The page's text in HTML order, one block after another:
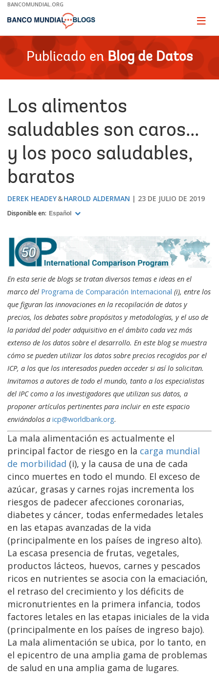
Skip
Main
BANCOMUNDIAL.ORG
Page
Publicado en Blog de Datos
Los alimentos
saludables son caros...
y los poco saludables,
baratos
DEREK HEADEY HAROLD ALDERMAN 23 DE JULIO DE 2019
Disponible en: Español
En esta serie de blogs se tratan diversos temas e ideas en el
marco del Programa de Comparación Internacional (i), entre los
que figuran las innovaciones en la recopilación de datos y
precios, los debates sobre propósitos y metodologías, y el uso de
la paridad del poder adquisitivo en el ámbito cada vez más
extenso de los datos sobre el desarrollo. En este blog se muestra
cómo se pueden utilizar los datos sobre precios recogidos por el
ICP, a los que los interesados pueden acceder si así lo solicitan.
Invitamos a autores de todo el mundo, tanto a los especialistas
del IPC como a los investigadores que utilizan sus datos, a
proponer artículos pertinentes para incluir en este espacio
enviándolos a icp@worldbank.org.
La mala alimentación es actualmente el
principal factor de riesgo en la carga mundial
de morbilidad (i), y la causa de una de cada
cinco muertes en todo el mundo. El exceso de
azúcar, grasas y carnes rojas incrementa los
riesgos de padecer afecciones coronarias,
diabetes y cáncer, todas enfermedades letales
en las etapas avanzadas de la vida
(principalmente en los países de ingreso alto).
La escasa presencia de frutas, vegetales,
productos lácteos, huevos, carnes y pescados
ricos en nutrientes se asocia con la emaciación,
el retraso del crecimiento y los déficits de
micronutrientes en la primera infancia, todos
factores letales en las etapas iniciales de la vida
(principalmente en los países de ingreso bajo).
La mala alimentación se ubica, por lo tanto, en
el epicentro de una amplia gama de problemas
de salud en una amplia gama de lugares.